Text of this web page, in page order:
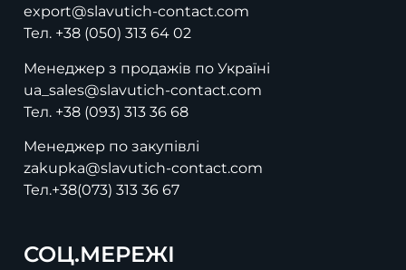
export@slavutich-contact.com
Тел. +38 (050) 313 64 02
Менеджер з продажів по Україні
ua_sales@slavutich-contact.com
Тел. +38 (093) 313 36 68
Менеджер по закупівлі
zakupka@slavutich-contact.com
Тел.+38(073) 313 36 67
СОЦ.МЕРЕЖІ